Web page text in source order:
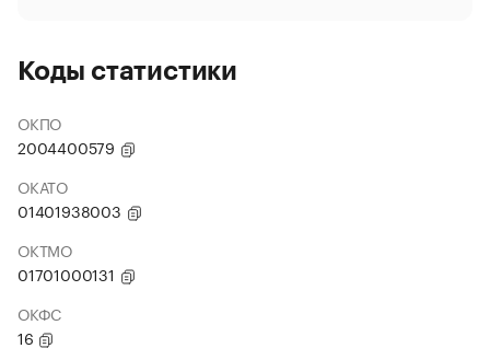
Коды статистики
ОКПО
2004400579
ОКАТО
01401938003
ОКТМО
01701000131
ОКФС
16